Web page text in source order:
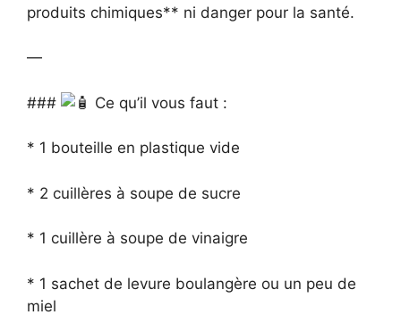
produits chimiques** ni danger pour la santé.
—
### Ce qu’il vous faut :
* 1 bouteille en plastique vide
* 2 cuillères à soupe de sucre
* 1 cuillère à soupe de vinaigre
* 1 sachet de levure boulangère ou un peu de
miel